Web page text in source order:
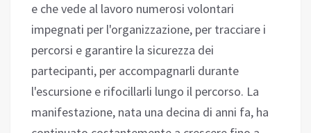
e che vede al lavoro numerosi volontari
impegnati per l'organizzazione, per tracciare i
percorsi e garantire la sicurezza dei
partecipanti, per accompagnarli durante
l'escursione e rifocillarli lungo il percorso. La
manifestazione, nata una decina di anni fa, ha